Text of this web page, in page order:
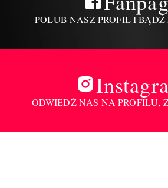
POLUB NASZ PROFIL I
ODWIEDŹ NAS NA PROFILU,